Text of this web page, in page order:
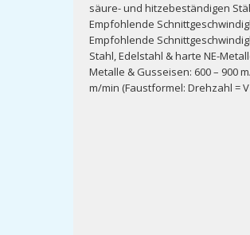
säure- und hitzebeständigen
Empfohlende
Empfohlende
Stahl, Edelstahl & harte NE-
Metalle & Gusseisen: 600 – 900
m/min (Faustformel: Drehzahl =